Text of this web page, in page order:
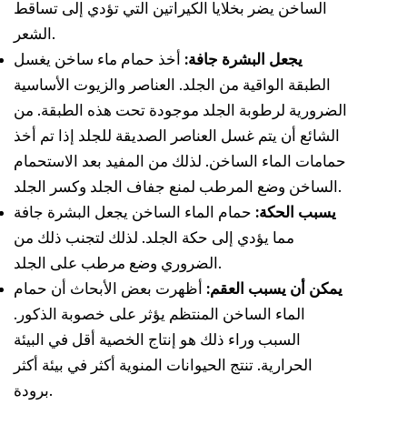
الساخن يضر بخلايا الكيراتين التي تؤدي إلى تساقط
الشعر.
يجعل البشرة جافة: أخذ حمام ماء ساخن يغسل
الطبقة الواقية من الجلد. العناصر والزيوت الأساسية
الضرورية لرطوبة الجلد موجودة تحت هذه الطبقة. من
الشائع أن يتم غسل العناصر الصديقة للجلد إذا تم أخذ
حمامات الماء الساخن. لذلك من المفيد بعد الاستحمام
الساخن وضع المرطب لمنع جفاف الجلد وكسر الجلد.
يسبب الحكة: حمام الماء الساخن يجعل البشرة جافة
مما يؤدي إلى حكة الجلد. لذلك لتجنب ذلك من
الضروري وضع مرطب على الجلد.
يمكن أن يسبب العقم: أظهرت بعض الأبحاث أن حمام
الماء الساخن المنتظم يؤثر على خصوبة الذكور.
السبب وراء ذلك هو إنتاج الخصية أقل في البيئة
الحرارية. تنتج الحيوانات المنوية أكثر في بيئة أكثر
برودة.